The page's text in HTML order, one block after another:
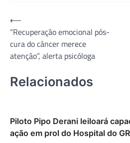
Navegação
de
Post
⟵
“Recuperação emocional pós-
cura do câncer merece
atenção”, alerta psicóloga
Relacionados
Piloto Pipo Derani leiloará
ação em prol do Hospital do